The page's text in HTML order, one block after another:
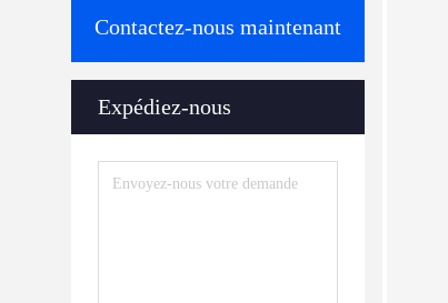
Contactez-nous maintenant
Expédiez-nous